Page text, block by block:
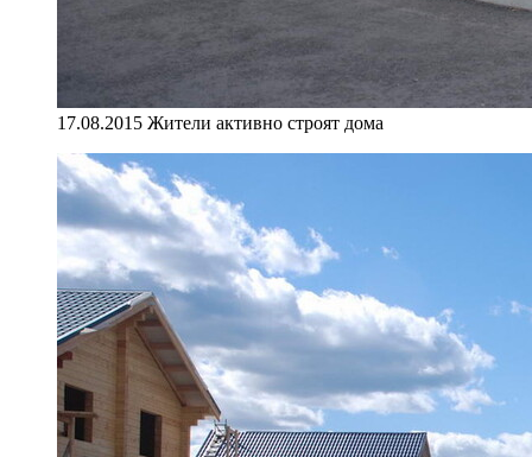
17.08.2015 Жители активно строят дома